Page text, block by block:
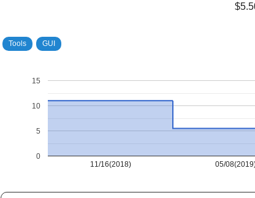
Tools GUI
11/16(2018) 05/
0
5
10
15